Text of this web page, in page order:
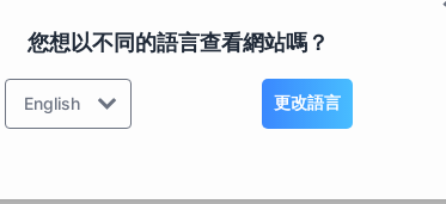
您想以不同的語言查看網站嗎？
English 更改語言